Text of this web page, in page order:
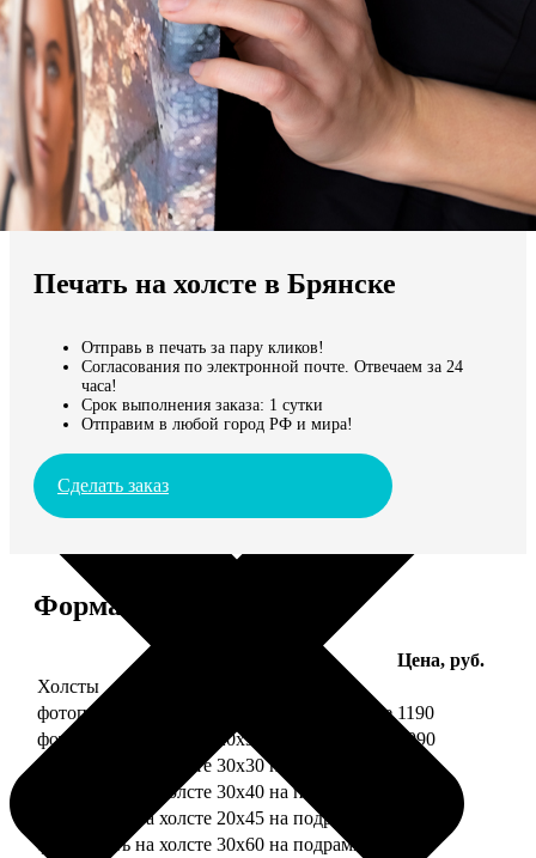
Мы доставляем по всему миру
Печать на холсте в Брянске
Отправь в печать за пару кликов!
Согласования по электронной почте. Отвечаем за 24
часа!
Срок выполнения заказа: 1 сутки
Отправим в любой город РФ и мира!
Сделать заказ
Форматы и цены
Цена, руб.
Холсты
фотопечать на холсте 20х20 на подрамнике 1190
фотопечать на холсте 20х30 на подрамнике
1990
фотопечать на холсте 30х30 на подрамнике
фотопечать на холсте 30х40 на подрамнике
фотопечать на холсте 20х45 на подрамнике
фотопечать на холсте 30х60 на подрамнике